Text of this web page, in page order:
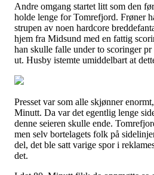
Andre omgang startet litt som den
holde lenge for Tomrefjord. Frøner
strupen av noen hardcore
hjem fra Midsund med en fattig
han skulle falle under to scoringer
ut. Husby istemte umiddelbart at
Presset var som alle skjønner
Minutt. Da var det egentlig lenge
denne seieren skulle ende.
men selv bortelagets folk på
del, det ble satt varige spor i
det.